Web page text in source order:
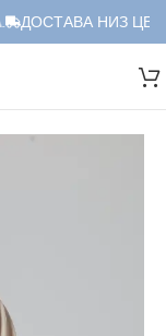
ДОСТАВА НИЗ